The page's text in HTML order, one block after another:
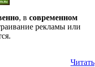
, в современном
рекламы или
Читать